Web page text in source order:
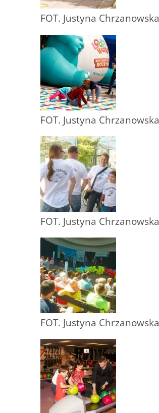
FOT. Justyna Chrzanowska
FOT. Justyna Chrzanowska
FOT. Justyna Chrzanowska
FOT. Justyna Chrzanowska